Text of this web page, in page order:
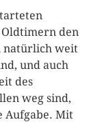
den
natürlich weit
und auch
des
weg sind,
Aufgabe. Mit